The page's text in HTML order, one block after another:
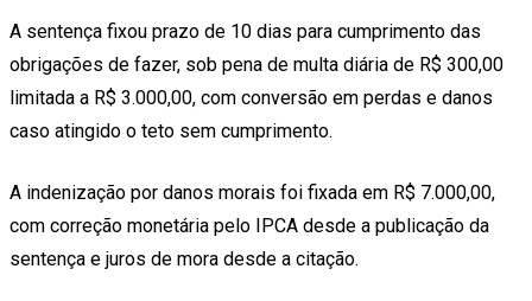
A sentença fixou prazo de 10 dias para cumprimento das
obrigações de fazer, sob pena de multa diária de R$ 300,00
limitada a R$ 3.000,00, com conversão em perdas e danos
caso atingido o teto sem cumprimento.
A indenização por danos morais foi fixada em R$ 7.000,00,
com correção monetária pelo IPCA desde a publicação da
sentença e juros de mora desde a citação.